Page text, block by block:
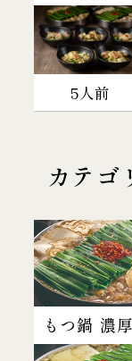
5人前
カテゴ
もつ鍋 濃